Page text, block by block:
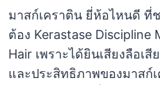
มาสก์เคราติน ยี่ห้อไหนดี ที่
ต้อง Kerastase Discipline
Hair เพราะได้ยินเสียงลือเ
และประสิทธิภาพของมาสก์